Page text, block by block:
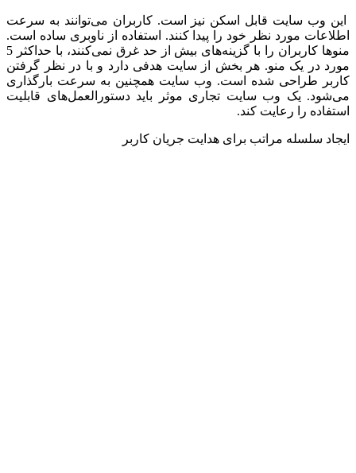
این وب سایت قابل اسکن نیز است. کاربران می‌توانند به سرعت
اطلاعات مورد نظر خود را پیدا کنند. استفاده از ناوبری ساده است.
منوها کاربران را با گزینه‌های بیش از حد غرق نمی‌کنند، با حداکثر 5
مورد در یک منو. هر بخش از سایت هدفی دارد و با در نظر گرفتن
کاربر طراحی شده است. وب سایت همچنین به سرعت بارگذاری
می‌شود. یک وب سایت تجاری موثر باید دستورالعمل‌های قابلیت
استفاده را رعایت کند.
ایجاد سلسله مراتب برای هدایت جریان کاربر